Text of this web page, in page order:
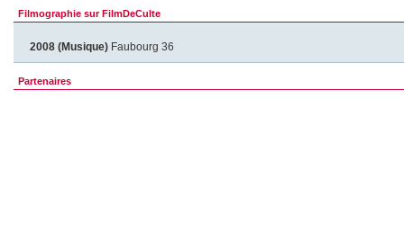
Filmographie sur FilmDeCulte
2008 (Musique) Faubourg 36
Partenaires